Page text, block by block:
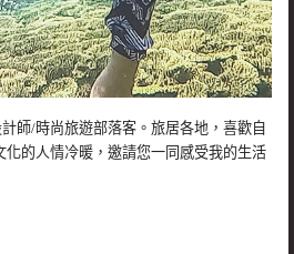
師/時尚旅遊部落客。旅居各地，喜歡自
化的人情冷暖，邀請您一同感受我的生活